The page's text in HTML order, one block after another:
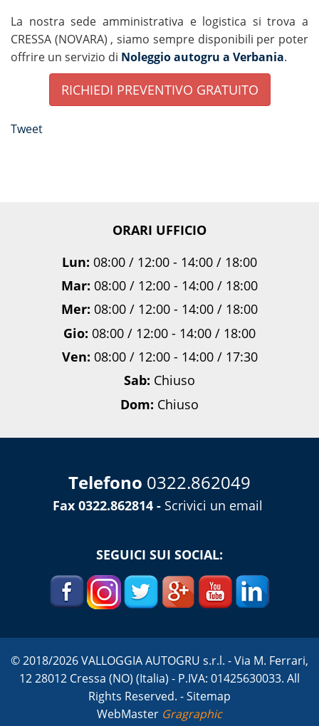
La nostra sede amministrativa e logistica si trova a
CRESSA (NOVARA) , siamo sempre disponibili per poter
offrire un servizio di Noleggio autogru a Verbania.
RICHIEDI PREVENTIVO GRATUITO
Tweet
ORARI UFFICIO
Lun: 08:00 / 12:00 - 14:00 / 18:00
Mar: 08:00 / 12:00 - 14:00 / 18:00
Mer: 08:00 / 12:00 - 14:00 / 18:00
Gio: 08:00 / 12:00 - 14:00 / 18:00
Ven: 08:00 / 12:00 - 14:00 / 17:30
Sab: Chiuso
Dom: Chiuso
Telefono 0322.862049
Fax 0322.862814 - Scrivici un email
SEGUICI SUI SOCIAL:
© 2018/2026 VALLOGGIA AUTOGRU s.r.l. - Via M. Ferrari,
12 28012 Cressa (NO) (Italia) - P.IVA: 01425630033. All
Rights Reserved. -Sitemap
WebMaster Gragraphic